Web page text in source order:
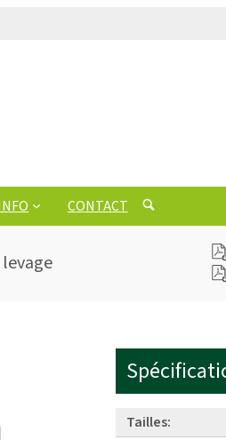
CONTACT
Tailles: